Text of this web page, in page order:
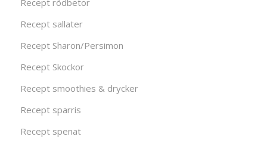
Recept rödbetor
Recept sallater
Recept Sharon/Persimon
Recept Skockor
Recept smoothies & drycker
Recept sparris
Recept spenat